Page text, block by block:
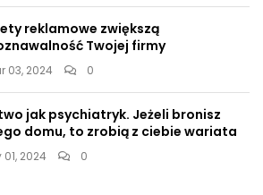
reklamowe zwiększą
Twojej firmy
03, 2024 0
jak psychiatryk. Jeżeli bronisz
domu, to zrobią z ciebie wariata
01, 2024 0